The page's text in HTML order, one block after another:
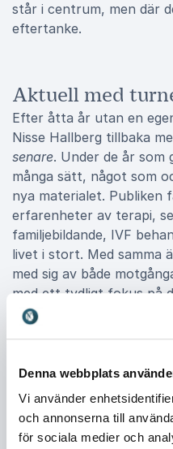
Denna webbplats
Vi använder
och annonserna till
för sociala medier och
står i centrum, men där
eftertanke.
Aktuell med
Efter åtta år utan en
Nisse Hallberg tillbaka
senare. Under de år
många sätt, något som
nya materialet. Publiken
erfarenheter av terapi,
familjebildande, IVF
livet i stort. Med samma
med sig av både
med ett tydligt fokus på
publiken ska få skratta.
han betraktas som en
samman med snabba
och oväntade perspektiv
levande och minnesvärt.